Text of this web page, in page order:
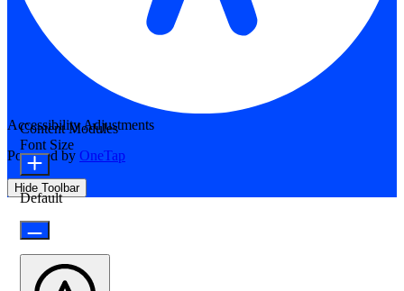
Accessibility Adjustments
Powered by OneTap
Hide Toolbar
Content Modules
Font Size
Default